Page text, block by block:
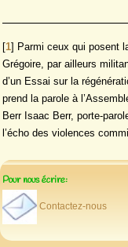
[1] Parmi ceux qui posent
Grégoire, par ailleurs
d’un Essai sur la
prend la parole à
Berr Isaac Berr, porte-
l’écho des violences
Pour nous écrire:
Contactez-nous